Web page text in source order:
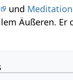
und Meditation
Äußeren.